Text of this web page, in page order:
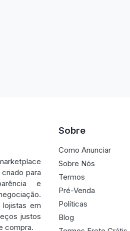
para
e
lojistas em
justos
compra.
Sobre
Como Anunciar
Sobre Nós
Termos
Pré-Venda
Políticas
Blog